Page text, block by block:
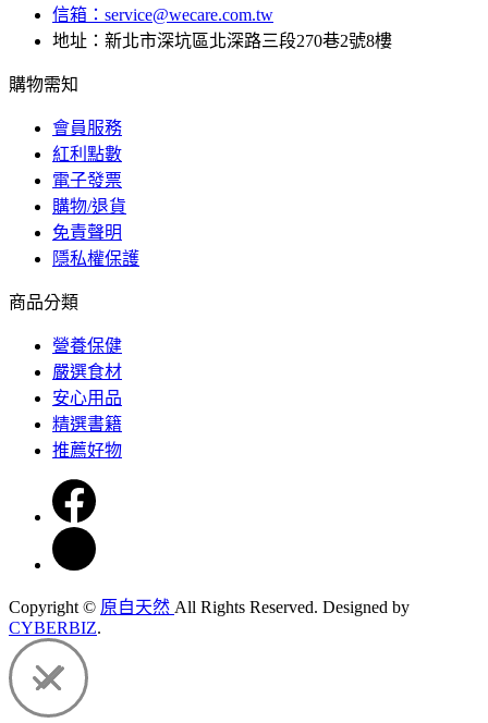
信箱： service@wecare.com.tw
地址：新北市深坑區北深路三段270巷2號8樓
購物需知
會員服務
紅利點數
電子發票
購物/退貨
免責聲明
隱私權保護
商品分類
營養保健
嚴選食材
安心用品
精選書籍
推薦好物
Copyright © 原自天然 All Rights Reserved. Designed by
CYBERBIZ.